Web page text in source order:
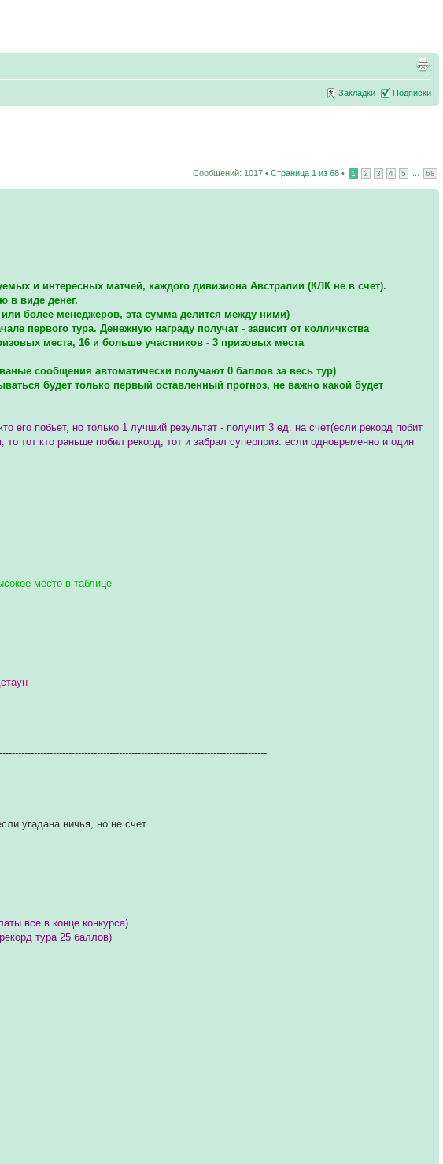
Закладки Подписки
Сообщений: 1017 • Страница 1 из 68 • 1 2 3 4 5 68
и интересных матчей, каждого дивизиона Австралии (КЛК не в счет).
в виде денег.
более менеджеров, эта сумма делится между ними)
первого тура. Денежную награду получат - зависит от колличкства
места, 16 и больше участников - 3 призовых места
сообщения автоматически получают 0 баллов за весь тур)
будет только первый оставленный прогноз, не важно какой будет
его побьет, но только 1 лучший результат - получит 3 ед. на счет(если рекорд побит
тот кто раньше побил рекорд, тот и забрал суперприз. если одновременно и один
место в таблице
угадана ничья, но не счет.
все в конце конкурса)
тура 25 баллов)